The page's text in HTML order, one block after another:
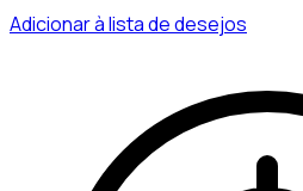
Adicionar à lista de desejos